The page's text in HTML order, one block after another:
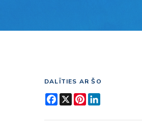
DALĪTIES AR ŠO
Facebook
X Pinterest